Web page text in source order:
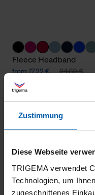
Zustimmung
Diese Webseite
TRIGEMA verwendet
Technologien, um
zugeschnittenes
Fleece Headband
from 17,22 € 24,60 €
climate-neutral